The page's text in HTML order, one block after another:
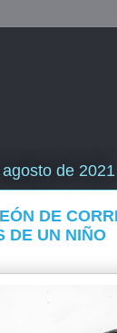
de 2021
DE
DE UN NIÑO